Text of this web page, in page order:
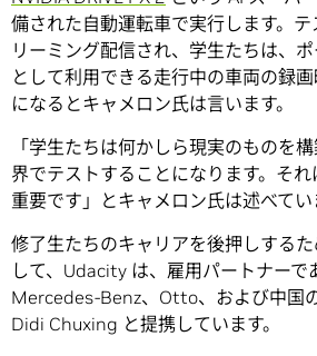
備された自動運転車で実行します。
リーミング配信され、学生たちは、
として利用できる走行中の車両の録
になるとキャメロン氏は言います。
「学生たちは何かしら現実のものを
界でテストすることになります。そ
重要です」とキャメロン氏は述べてい
修了生たちのキャリアを後押しする
して、Udacity は、雇用パートナーで
Mercedes-Benz、Otto、および中国
Didi Chuxing と提携しています。